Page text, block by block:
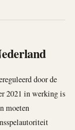
door de
2021 in werking is
moeten